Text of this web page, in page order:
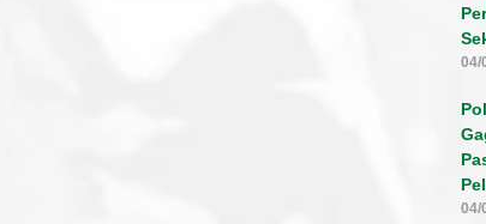
04/
04/